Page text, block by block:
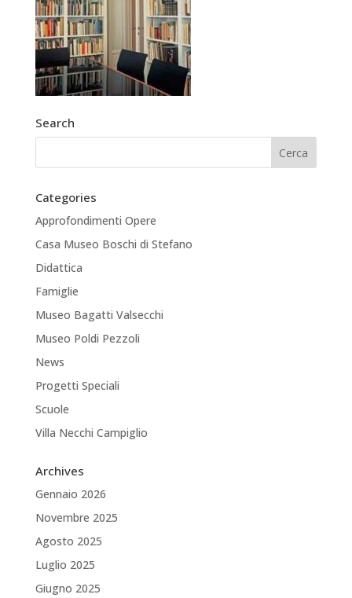
Search
Categories
Approfondimenti Opere
Casa Museo Boschi di Stefano
Didattica
Famiglie
Museo Bagatti Valsecchi
Museo Poldi Pezzoli
News
Progetti Speciali
Scuole
Villa Necchi Campiglio
Archives
Gennaio 2026
Novembre 2025
Agosto 2025
Luglio 2025
Giugno 2025